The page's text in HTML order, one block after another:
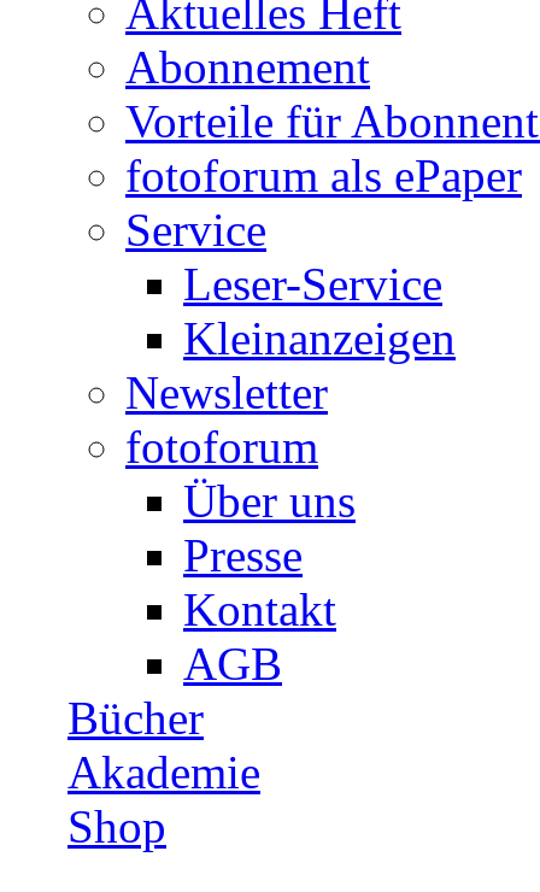
Aktuelles Heft
Abonnement
Vorteile für
fotoforum als ePaper
Service
Leser-Service
Kleinanzeigen
Newsletter
fotoforum
Über uns
Presse
Kontakt
AGB
Bücher
Akademie
Shop